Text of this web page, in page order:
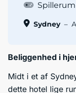
Spillerum
Sydney –
Beliggenhed i
Midt i et af
dette hotel lige